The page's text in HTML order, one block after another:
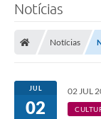
Notícias
Notícias
JUL
02
02 JUL